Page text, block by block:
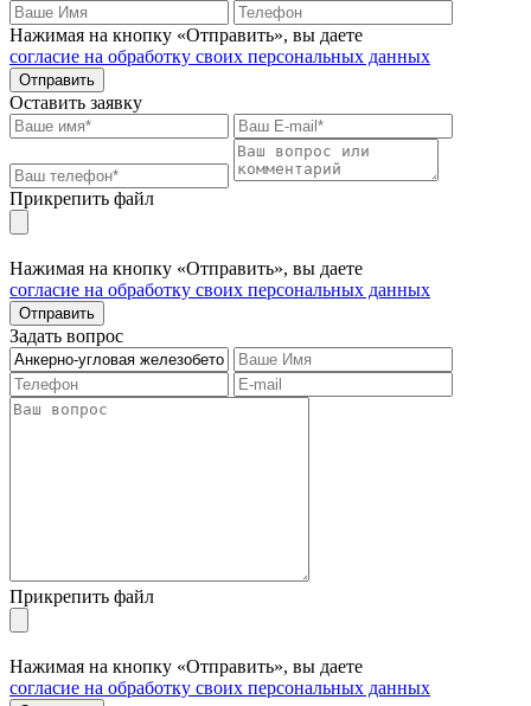
Нажимая на кнопку «Отправить», вы даете
согласие на обработку своих персональных данных
Отправить
Оставить заявку
Прикрепить файл
Нажимая на кнопку «Отправить», вы даете
согласие на обработку своих персональных данных
Отправить
Задать вопрос
Прикрепить файл
Нажимая на кнопку «Отправить», вы даете
согласие на обработку своих персональных данных